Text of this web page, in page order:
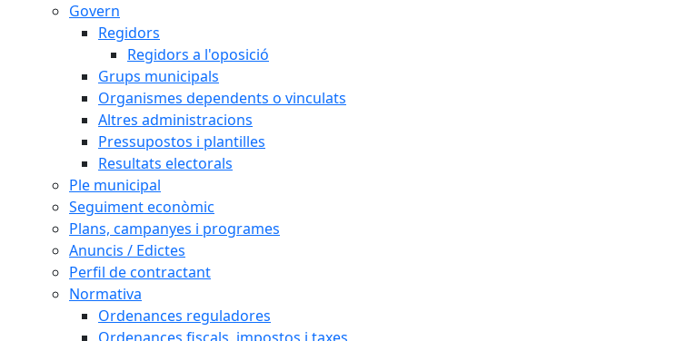
Govern
Regidors
Regidors a l'oposició
Grups municipals
Organismes dependents o vinculats
Altres administracions
Pressupostos i plantilles
Resultats electorals
Ple municipal
Seguiment econòmic
Plans, campanyes i programes
Anuncis / Edictes
Perfil de contractant
Normativa
Ordenances reguladores